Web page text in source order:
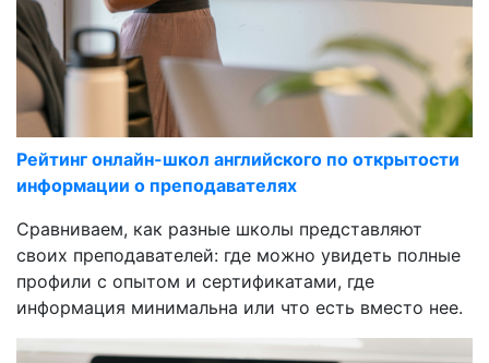
Рейтинг онлайн-школ английского по открытости
информации о преподавателях
Сравниваем, как разные школы представляют
своих преподавателей: где можно увидеть полные
профили с опытом и сертификатами, где
информация минимальна или что есть вместо нее.